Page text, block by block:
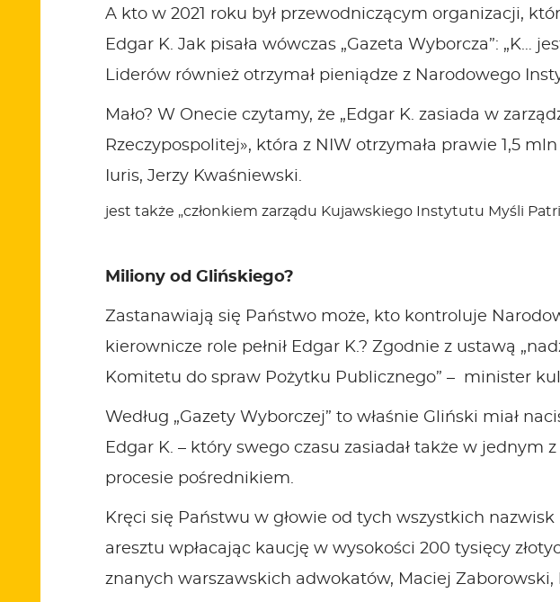
A kto w 2021 roku był przewodniczącym organizacji,
Edgar K. Jak pisała wówczas „Gazeta Wyborcza”:
Liderów również otrzymał pieniądze z Narodowego
Mało? W Onecie czytamy, że „Edgar K. zasiada w
Rzeczypospolitej», która z NIW otrzymała prawie 1,5
Iuris, Jerzy Kwaśniewski.
jest także „członkiem zarządu Kujawskiego Instytutu Myśli
Miliony od Glińskiego?
Zastanawiają się Państwo może, kto kontroluje
kierownicze role pełnił Edgar K.? Zgodnie z ustawą
Komitetu do spraw Pożytku Publicznego” – minister
Według „Gazety Wyborczej” to właśnie Gliński miał
Edgar K. – który swego czasu zasiadał także w
procesie pośrednikiem.
Kręci się Państwu w głowie od tych wszystkich
aresztu wpłacając kaucję w wysokości 200 tysięcy
znanych warszawskich adwokatów, Maciej